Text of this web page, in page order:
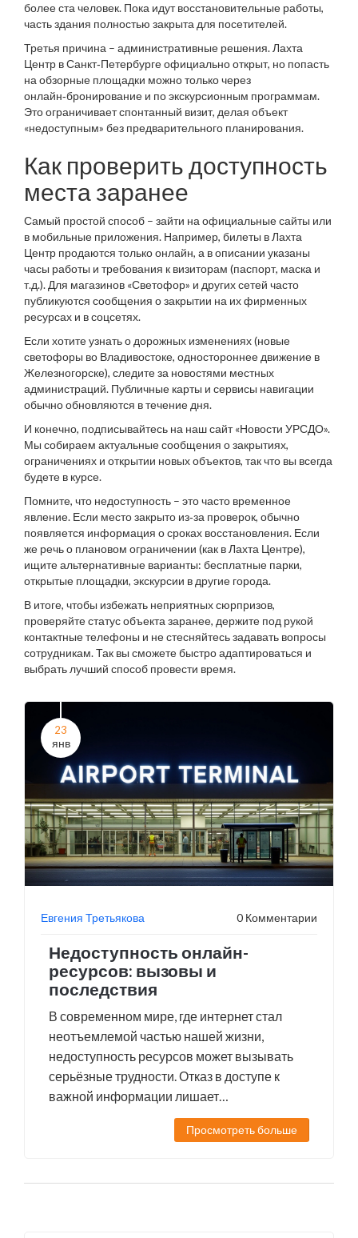
более ста человек. Пока идут восстановительные работы,
часть здания полностью закрыта для посетителей.
Третья причина – административные решения. Лахта
Центр в Санкт‑Петербурге официально открыт, но попасть
на обзорные площадки можно только через
онлайн‑бронирование и по экскурсионным программам.
Это ограничивает спонтанный визит, делая объект
«недоступным» без предварительного планирования.
Как проверить доступность
места заранее
Самый простой способ – зайти на официальные сайты или
в мобильные приложения. Например, билеты в Лахта
Центр продаются только онлайн, а в описании указаны
часы работы и требования к визиторам (паспорт, маска и
т.д.). Для магазинов «Светофор» и других сетей часто
публикуются сообщения о закрытии на их фирменных
ресурсах и в соцсетях.
Если хотите узнать о дорожных изменениях (новые
светофоры во Владивостоке, одностороннее движение в
Железногорске), следите за новостями местных
администраций. Публичные карты и сервисы навигации
обычно обновляются в течение дня.
И конечно, подписывайтесь на наш сайт «Новости УРСДО».
Мы собираем актуальные сообщения о закрытиях,
ограничениях и открытии новых объектов, так что вы всегда
будете в курсе.
Помните, что недоступность – это часто временное
явление. Если место закрыто из‑за проверок, обычно
появляется информация о сроках восстановления. Если
же речь о плановом ограничении (как в Лахта Центре),
ищите альтернативные варианты: бесплатные парки,
открытые площадки, экскурсии в другие города.
В итоге, чтобы избежать неприятных сюрпризов,
проверяйте статус объекта заранее, держите под рукой
контактные телефоны и не стесняйтесь задавать вопросы
сотрудникам. Так вы сможете быстро адаптироваться и
выбрать лучший способ провести время.
23
янв
Евгения Третьякова 0 Комментарии
Недоступность онлайн-
ресурсов: вызовы и
последствия
В современном мире, где интернет стал
неотъемлемой частью нашей жизни,
недоступность ресурсов может вызывать
серьёзные трудности. Отказ в доступе к
важной информации лишает
пользователей возможности вовремя
реагировать на события, получать знания и
Просмотреть больше